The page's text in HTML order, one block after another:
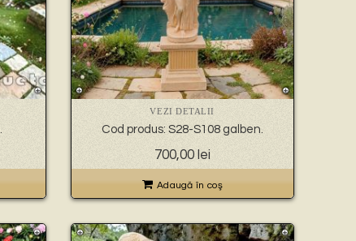
VEZI DETALII
Cod produs: S28-S108 galben.
700,00 lei
Adaugă în coş